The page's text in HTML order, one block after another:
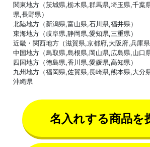
関東地方（茨城県,栃木県,群馬県,埼玉県,千葉
県,長野県）
北陸地方（新潟県,富山県,石川県,福井県）
東海地方（岐阜県,静岡県,愛知県,三重県）
近畿・関西地方（滋賀県,京都府,大阪府,兵庫県
中国地方（鳥取県,島根県,岡山県,広島県,山口県
四国地方（徳島県,香川県,愛媛県,高知県）
九州地方（福岡県,佐賀県,長崎県,熊本県,大分
沖縄県
名入れする商品